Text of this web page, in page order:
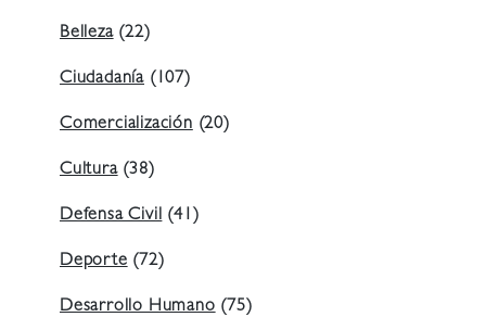
Belleza(22)
Ciudadanía (107)
Comercialización (20)
Cultura(38)
Defensa Civil (41)
Deporte (72)
Desarrollo Humano (75)